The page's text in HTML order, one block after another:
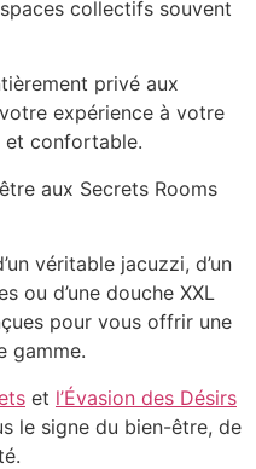
collectifs souvent
privé aux
expérience à votre
et confortable.
aux Secrets Rooms
véritable jacuzzi, d’un
ou d’une douche XXL
pour vous offrir une
gamme.
et l’Évasion des Désirs
le signe du bien-être, de